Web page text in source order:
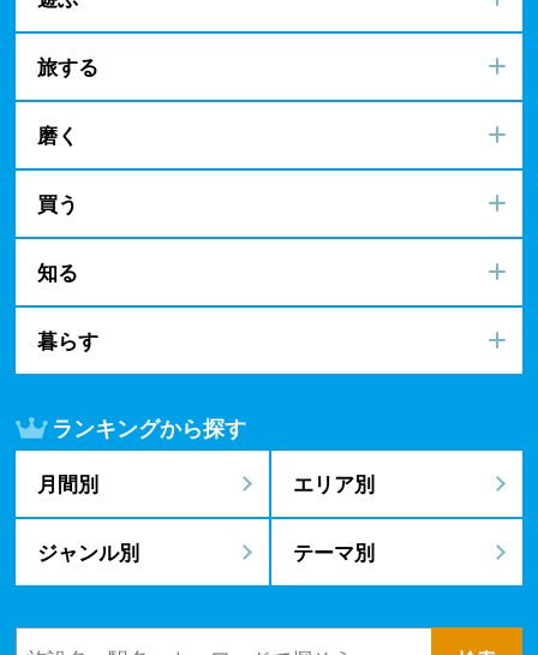
旅する
磨く
買う
知る
暮らす
ランキングから探す
月間別 エリア別
ジャンル別 テーマ別